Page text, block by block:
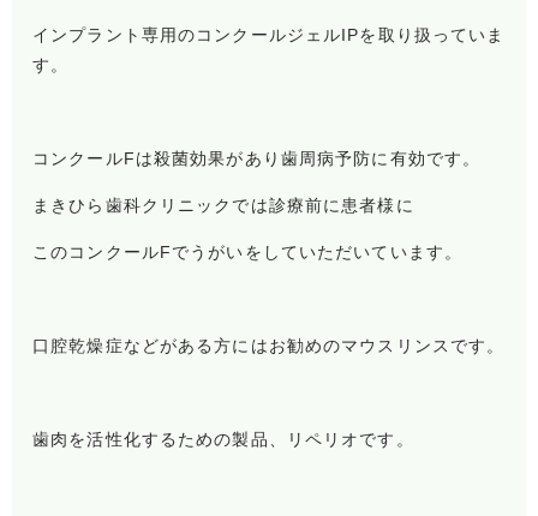
インプラント専用のコンクールジェルIPを取り扱っていま
す。
コンクールFは殺菌効果があり歯周病予防に有効です。
まきひら歯科クリニックでは診療前に患者様に
このコンクールFでうがいをしていただいています。
口腔乾燥症などがある方にはお勧めのマウスリンスです。
歯肉を活性化するための製品、リペリオです。